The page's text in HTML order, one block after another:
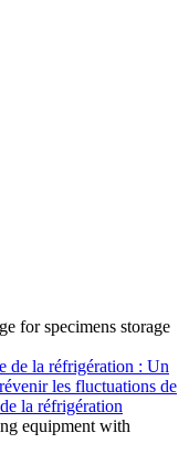
de la réfrigération : Un
les fluctuations de
la réfrigération